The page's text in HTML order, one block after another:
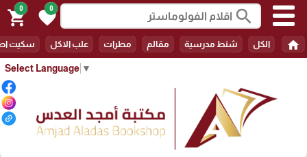
Select Language ▼
search
0
favorite
0
shopping_cart
home الكل شنط مدرسية مقالم مطرات علب الاكل سكيت